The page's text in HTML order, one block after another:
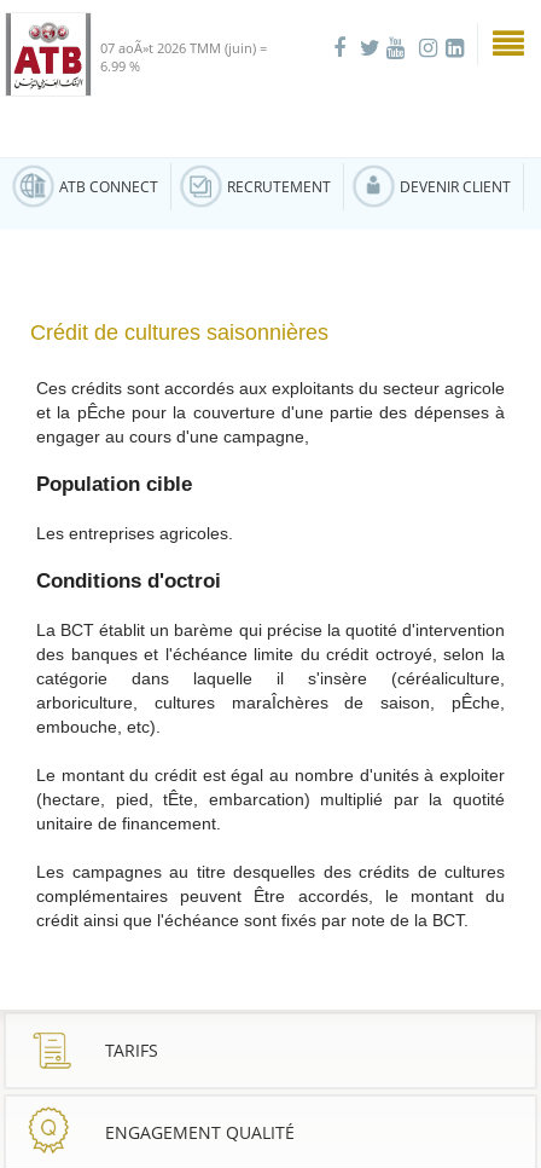
07 aoÃ»t 2026 TMM (juin) =
6.99 %
ATB CONNECT RECRUTEMENT DEVENIR CLIENT
Crédit de cultures saisonnières
Ces crédits sont accordés aux exploitants du secteur agricole
et la pÊche pour la couverture d'une partie des dépenses à
engager au cours d'une campagne,
Population cible
Les entreprises agricoles.
Conditions d'octroi
La BCT établit un barème qui précise la quotité d'intervention
des banques et l'échéance limite du crédit octroyé, selon la
catégorie dans laquelle il s'insère (céréaliculture,
arboriculture, cultures maraÎchères de saison, pÊche,
embouche, etc).
Le montant du crédit est égal au nombre d'unités à exploiter
(hectare, pied, tÊte, embarcation) multiplié par la quotité
unitaire de financement.
Les campagnes au titre desquelles des crédits de cultures
complémentaires peuvent Être accordés, le montant du
crédit ainsi que l'échéance sont fixés par note de la BCT.
TARIFS
ENGAGEMENT QUALITÉ